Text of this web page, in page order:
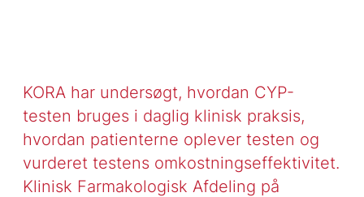
KORA har undersøgt, hvordan CYP-
testen bruges i daglig klinisk praksis,
hvordan patienterne oplever testen og
vurderet testens omkostningseffektivitet.
Klinisk Farmakologisk Afdeling på